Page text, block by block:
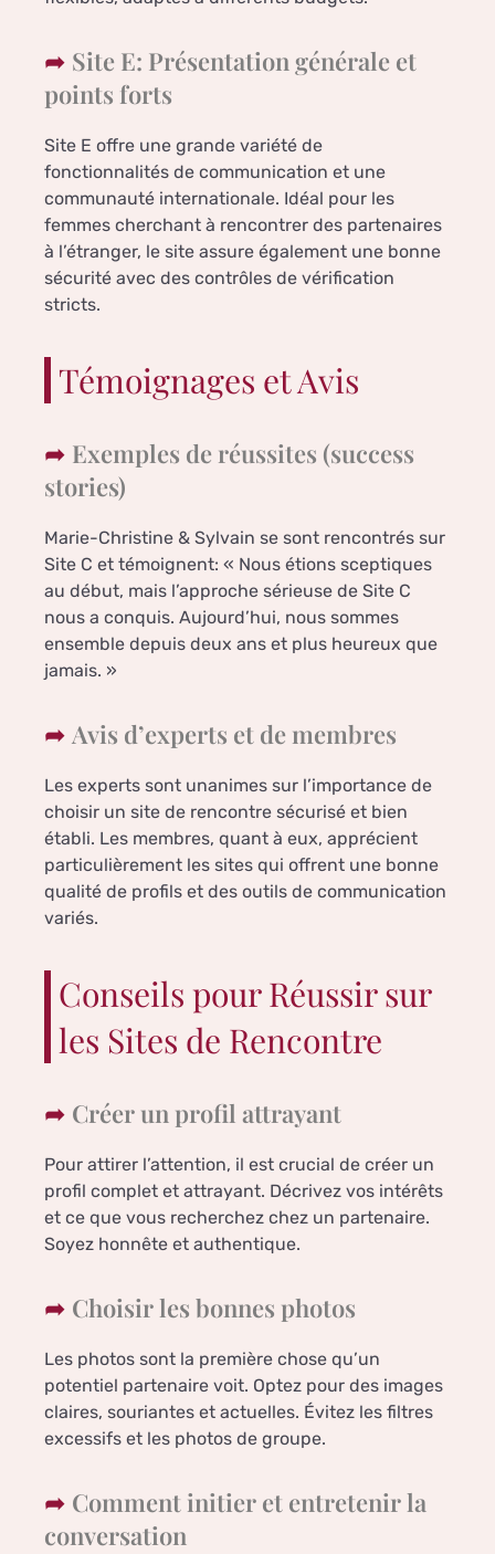
Site E: Présentation générale et
points forts
Site E offre une grande variété de
fonctionnalités de communication et une
communauté internationale. Idéal pour les
femmes cherchant à rencontrer des partenaires
à l’étranger, le site assure également une bonne
sécurité avec des contrôles de vérification
stricts.
Témoignages et Avis
Exemples de réussites (success
stories)
Marie-Christine & Sylvain se sont rencontrés sur
Site C et témoignent: « Nous étions sceptiques
au début, mais l’approche sérieuse de Site C
nous a conquis. Aujourd’hui, nous sommes
ensemble depuis deux ans et plus heureux que
jamais. »
Avis d’experts et de membres
Les experts sont unanimes sur l’importance de
choisir un site de rencontre sécurisé et bien
établi. Les membres, quant à eux, apprécient
particulièrement les sites qui offrent une bonne
qualité de profils et des outils de communication
variés.
Conseils pour Réussir sur
les Sites de Rencontre
Créer un profil attrayant
Pour attirer l’attention, il est crucial de créer un
profil complet et attrayant. Décrivez vos intérêts
et ce que vous recherchez chez un partenaire.
Soyez honnête et authentique.
Choisir les bonnes photos
Les photos sont la première chose qu’un
potentiel partenaire voit. Optez pour des images
claires, souriantes et actuelles. Évitez les filtres
excessifs et les photos de groupe.
Comment initier et entretenir la
conversation